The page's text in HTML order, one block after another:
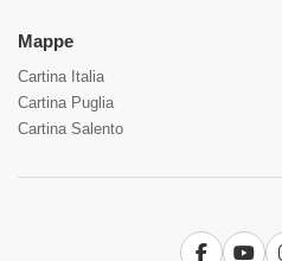
Mappe
Cartina Italia
Cartina Puglia
Cartina Salento